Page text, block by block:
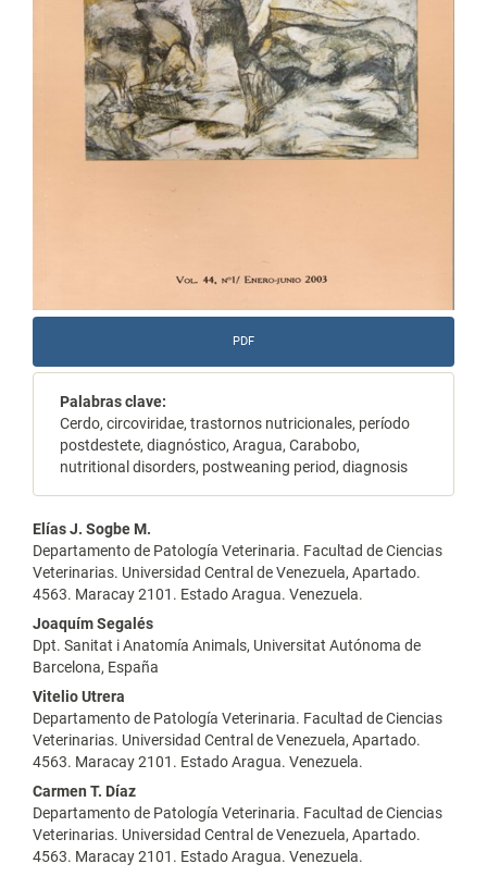
PDF
Palabras clave:
Cerdo, circoviridae, trastornos nutricionales, período
postdestete, diagnóstico, Aragua, Carabobo,
nutritional disorders, postweaning period, diagnosis
Contenido
principal
del
artículo
Elías J. Sogbe M.
Departamento de Patología Veterinaria. Facultad de Ciencias
Veterinarias. Universidad Central de Venezuela, Apartado.
4563. Maracay 2101. Estado Aragua. Venezuela.
Joaquím Segalés
Dpt. Sanitat i Anatomía Animals, Universitat Autónoma de
Barcelona, España
Vitelio Utrera
Departamento de Patología Veterinaria. Facultad de Ciencias
Veterinarias. Universidad Central de Venezuela, Apartado.
4563. Maracay 2101. Estado Aragua. Venezuela.
Carmen T. Díaz
Departamento de Patología Veterinaria. Facultad de Ciencias
Veterinarias. Universidad Central de Venezuela, Apartado.
4563. Maracay 2101. Estado Aragua. Venezuela.